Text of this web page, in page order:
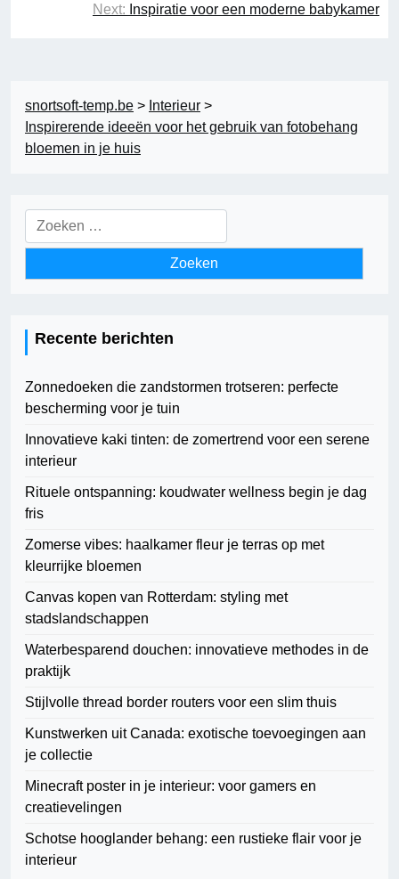
Next: Inspiratie voor een moderne babykamer
snortsoft-temp.be > Interieur >
Inspirerende ideeën voor het gebruik van fotobehang
bloemen in je huis
Zoeken
naar:
Recente berichten
Zonnedoeken die zandstormen trotseren: perfecte
bescherming voor je tuin
Innovatieve kaki tinten: de zomertrend voor een serene
interieur
Rituele ontspanning: koudwater wellness begin je dag
fris
Zomerse vibes: haalkamer fleur je terras op met
kleurrijke bloemen
Canvas kopen van Rotterdam: styling met
stadslandschappen
Waterbesparend douchen: innovatieve methodes in de
praktijk
Stijlvolle thread border routers voor een slim thuis
Kunstwerken uit Canada: exotische toevoegingen aan
je collectie
Minecraft poster in je interieur: voor gamers en
creatievelingen
Schotse hooglander behang: een rustieke flair voor je
interieur